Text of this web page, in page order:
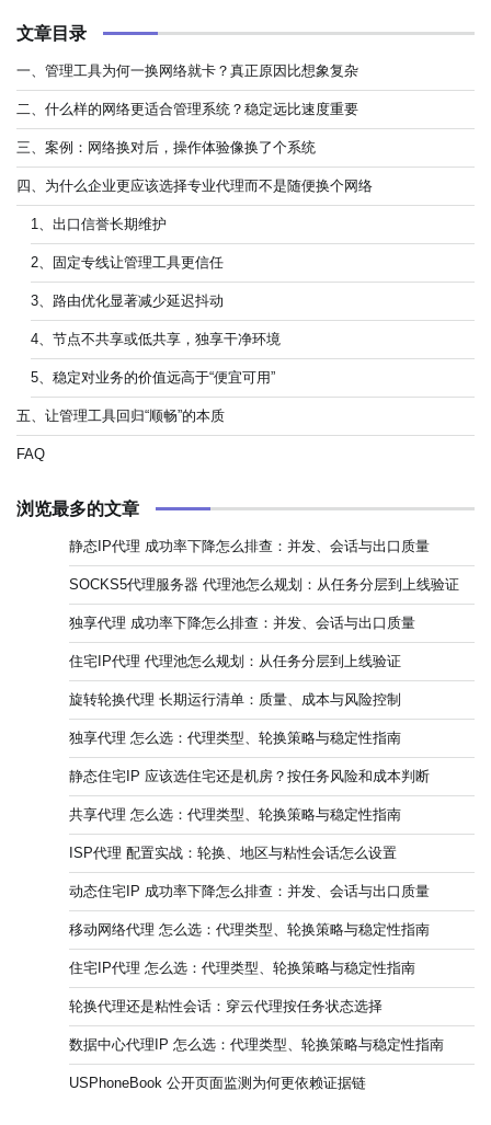
文章目录
一、管理工具为何一换网络就卡？真正原因比想象复杂
二、什么样的网络更适合管理系统？稳定远比速度重要
三、案例：网络换对后，操作体验像换了个系统
四、为什么企业更应该选择专业代理而不是随便换个网络
1、出口信誉长期维护
2、固定专线让管理工具更信任
3、路由优化显著减少延迟抖动
4、节点不共享或低共享，独享干净环境
5、稳定对业务的价值远高于“便宜可用”
五、让管理工具回归“顺畅”的本质
FAQ
浏览最多的文章
静态IP代理 成功率下降怎么排查：并发、会话与出口质量
SOCKS5代理服务器 代理池怎么规划：从任务分层到上线验证
独享代理 成功率下降怎么排查：并发、会话与出口质量
住宅IP代理 代理池怎么规划：从任务分层到上线验证
旋转轮换代理 长期运行清单：质量、成本与风险控制
独享代理 怎么选：代理类型、轮换策略与稳定性指南
静态住宅IP 应该选住宅还是机房？按任务风险和成本判断
共享代理 怎么选：代理类型、轮换策略与稳定性指南
ISP代理 配置实战：轮换、地区与粘性会话怎么设置
动态住宅IP 成功率下降怎么排查：并发、会话与出口质量
移动网络代理 怎么选：代理类型、轮换策略与稳定性指南
住宅IP代理 怎么选：代理类型、轮换策略与稳定性指南
轮换代理还是粘性会话：穿云代理按任务状态选择
数据中心代理IP 怎么选：代理类型、轮换策略与稳定性指南
USPhoneBook 公开页面监测为何更依赖证据链